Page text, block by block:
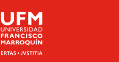
de la libertad